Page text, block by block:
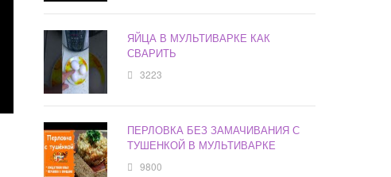
ЯЙЦА В МУЛЬТИВАРКЕ КАК
СВАРИТЬ
3223
ПЕРЛОВКА БЕЗ ЗАМАЧИВАНИЯ С
ТУШЕНКОЙ В МУЛЬТИВАРКЕ
9800